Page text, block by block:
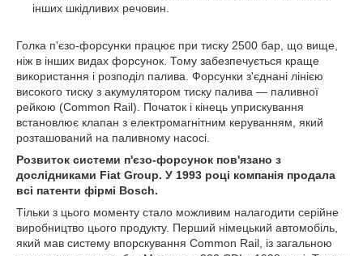
інших шкідливих речовин.
Голка п'єзо-форсунки працює при тиску 2500 бар, що вище,
ніж в інших видах форсунок. Тому забезпечується краще
використання і розподіл палива. Форсунки з'єднані лінією
високого тиску з акумулятором тиску палива ― паливної
рейкою (Common Rail). Початок і кінець уприскування
встановлює клапан з електромагнітним керуванням, який
розташований на паливному насосі.
Розвиток системи п'єзо-форсунок пов'язано з
дослідниками Fiat Group. У 1993 році компанія продала
всі патенти фірмі Bosch.
Тільки з цього моменту стало можливим налагодити серійне
виробництво цього продукту. Перший німецький автомобіль,
який мав систему впорскування Common Rail, із загальною